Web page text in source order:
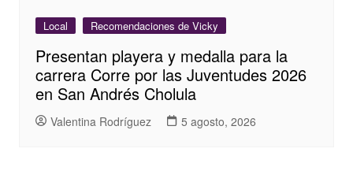
Local Recomendaciones de Vicky
Presentan playera y medalla para la
carrera Corre por las Juventudes 2026
en San Andrés Cholula
Valentina Rodríguez 5 agosto, 2026